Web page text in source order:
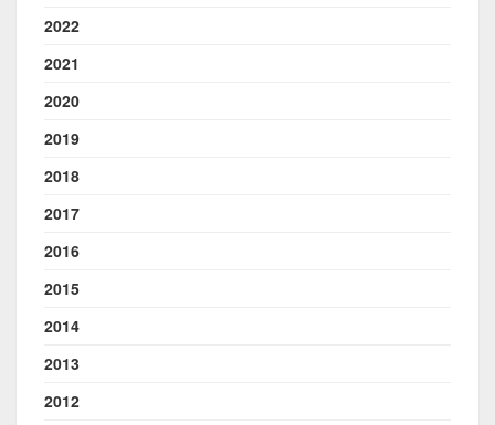
2022
2021
2020
2019
2018
2017
2016
2015
2014
2013
2012